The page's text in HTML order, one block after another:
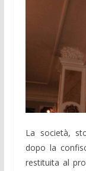
La società,
dopo la
restituita al